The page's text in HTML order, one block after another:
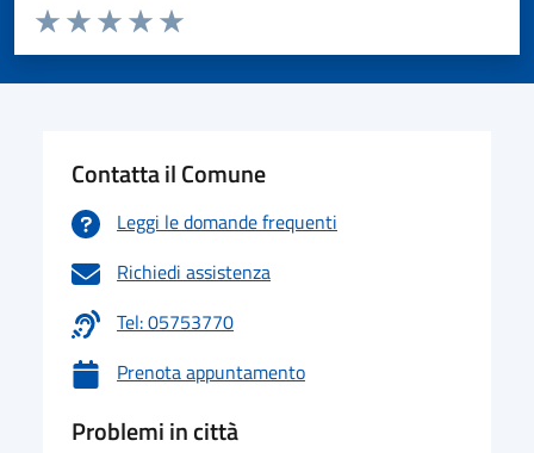
Valuta da 1 a 5 stelle la pagina
Valuta 5 stelle su 5
Valuta 4 stelle su 5
Valuta 3 stelle su 5
Valuta 2 stelle su 5
Valuta 1 stelle su 5
Contatta il Comune
Leggi le domande frequenti
Richiedi assistenza
Tel: 05753770
Prenota appuntamento
Problemi in città